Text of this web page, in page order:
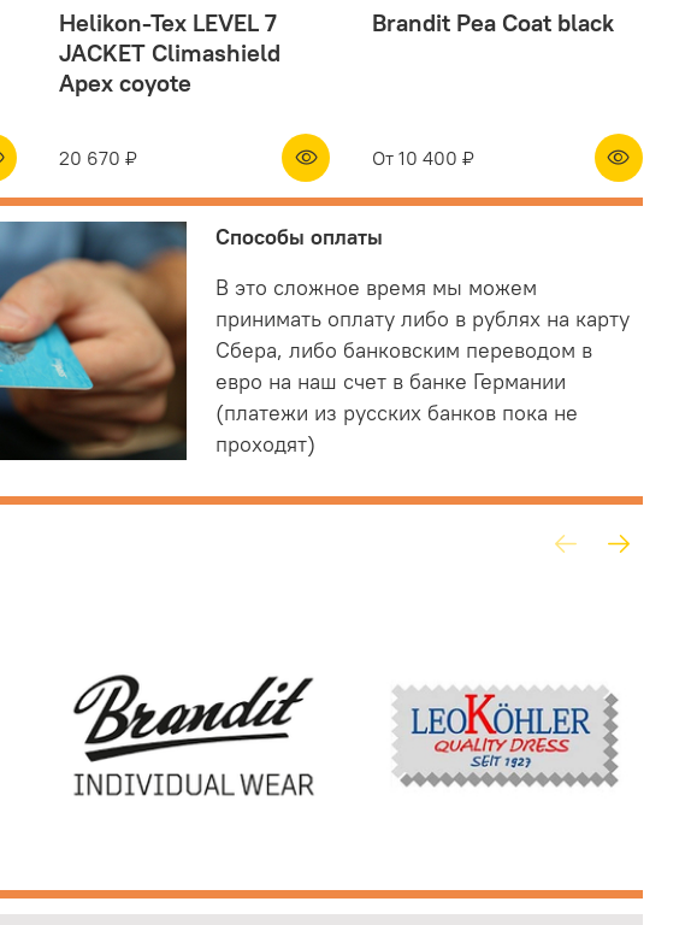
Helikon-Tex LEVEL 7
JACKET Climashield
Apex coyote
20 670 ₽
Brandit Pea Coat black
От 10 400 ₽
Способы оплаты
В это сложное время мы можем
принимать оплату либо в рублях на карту
Сбера, либо банковским переводом в
евро на наш счет в банке Германии
(платежи из русских банков пока не
проходят)